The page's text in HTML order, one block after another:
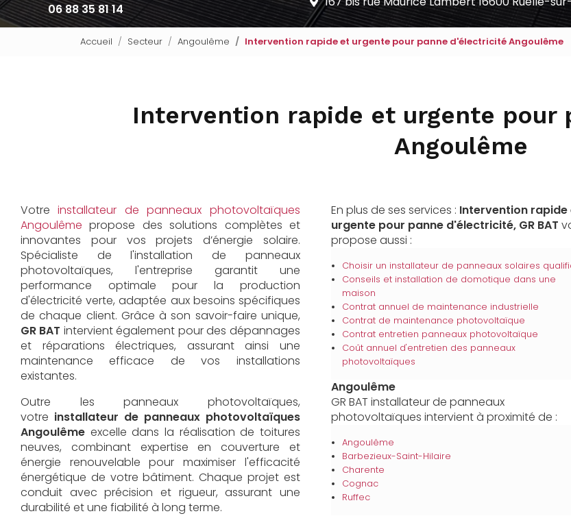
06 88 35 81 14
Accueil Secteur Angoulême Intervention rapide et urgente pour panne d'électricité Angoulême
Intervention rapide et urgente pour
Angoulême
Votre installateur de panneaux photovoltaïques
Angoulêmepropose des solutions complètes et
innovantes pour vos projets d’énergie solaire.
Spécialiste de l'installation de panneaux
photovoltaïques, l'entreprise garantit une
performance optimale pour la production
d'électricité verte, adaptée aux besoins spécifiques
de chaque client. Grâce à son savoir-faire unique,
GR BAT intervient également pour des dépannages
et réparations électriques, assurant ainsi une
maintenance efficace de vos installations
existantes.
Outre les panneaux photovoltaïques,
votre installateur de panneaux photovoltaïques
Angoulême excelle dans la réalisation de toitures
neuves, combinant expertise en couverture et
énergie renouvelable pour maximiser l'efficacité
énergétique de votre bâtiment. Chaque projet est
conduit avec précision et rigueur, assurant une
durabilité et une fiabilité à long terme.
En plus de ses services : Intervention rapide
urgente pour panne d'électricité, GR BAT
propose aussi :
Choisir un installateur de panneaux solaires
Conseils et installation de domotique dans une
maison
Contrat annuel de maintenance industrielle
Contrat de maintenance photovoltaïque
Contrat entretien panneaux photovoltaïque
Coût annuel d'entretien des panneaux
photovoltaïques
Angoulême
GR BAT installateur de panneaux
photovoltaïques intervient à proximité de :
Angoulême
Barbezieux-Saint-Hilaire
Charente
Cognac
Ruffec